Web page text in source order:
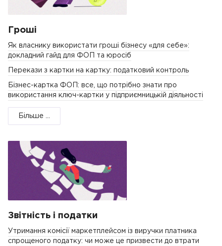
Гроші
Як власнику використати гроші бізнесу «для себе»:
докладний гайд для ФОП та юросіб
Перекази з картки на картку: податковий контроль
Бізнес-картка ФОП: все, що потрібно знати про
використання ключ-картки у підприємницькій діяльності
Більше ...
Звітність і податки
Утримання комісії маркетплейсом із виручки платника
спрощеного податку: чи може це призвести до втрати